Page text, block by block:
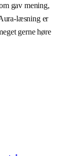
gav mening,
læsning er
gerne høre